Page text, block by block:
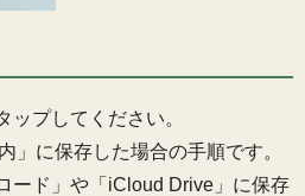
ップしてください。
」に保存した場合の手順です。
ード」や「iCloud Drive」に保存